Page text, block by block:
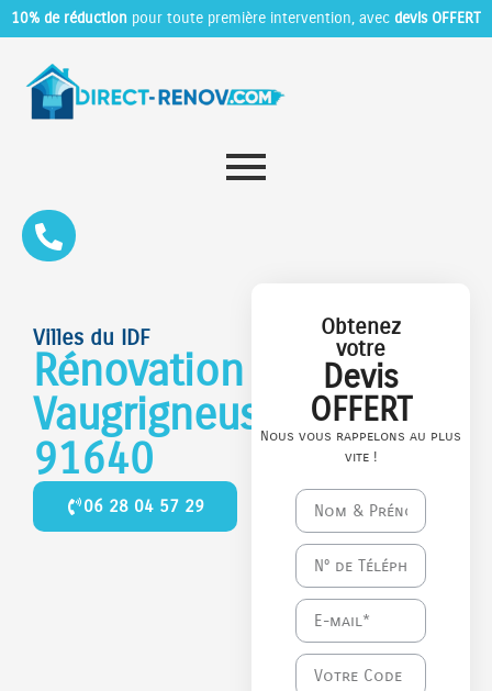
10% de réduction pour toute première intervention, avec devis OFFERT
Villes du IDF
Rénovation
Vaugrigneuse
91640
06 28 04 57 29
Obtenez
votre
Devis
OFFERT
Nous vous rappelons au plus
vite !